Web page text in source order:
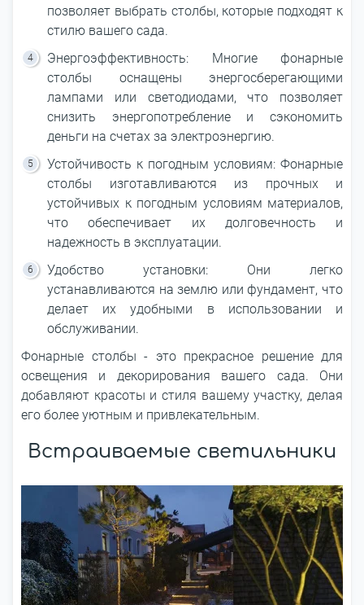
позволяет выбрать столбы, которые подходят к
стилю вашего сада.
Энергоэффективность: Многие фонарные
столбы оснащены энергосберегающими
лампами или светодиодами, что позволяет
снизить энергопотребление и сэкономить
деньги на счетах за электроэнергию.
Устойчивость к погодным условиям: Фонарные
столбы изготавливаются из прочных и
устойчивых к погодным условиям материалов,
что обеспечивает их долговечность и
надежность в эксплуатации.
Удобство установки: Они легко
устанавливаются на землю или фундамент, что
делает их удобными в использовании и
обслуживании.
Фонарные столбы - это прекрасное решение для
освещения и декорирования вашего сада. Они
добавляют красоты и стиля вашему участку, делая
его более уютным и привлекательным.
Встраиваемые светильники